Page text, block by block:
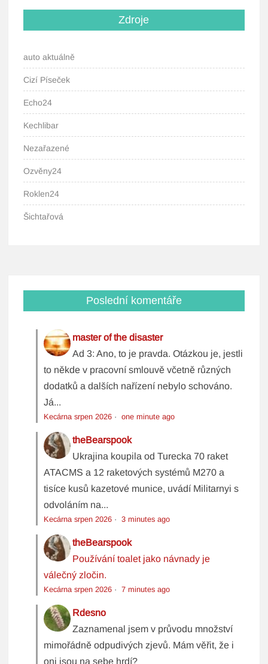
Zdroje
auto aktuálně
Cizí Píseček
Echo24
Kechlibar
Nezařazené
Ozvěny24
Roklen24
Šichtařová
Poslední komentáře
master of the disaster
Ad 3: Ano, to je pravda. Otázkou je, jestli
to někde v pracovní smlouvě včetně různých
dodatků a dalších nařízení nebylo schováno.
Já...
Kecárna srpen 2026 ·one minute ago
theBearspook
Ukrajina koupila od Turecka 70 raket
ATACMS a 12 raketových systémů M270 a
tisíce kusů kazetové munice, uvádí Militarnyi s
odvoláním na...
Kecárna srpen 2026 ·3 minutes ago
theBearspook
Používání toalet jako návnady je
válečný zločin.
Kecárna srpen 2026 ·7 minutes ago
Rdesno
Zaznamenal jsem v průvodu množství
mimořádně odpudivých zjevů. Mám věřit, že i
oni jsou na sebe hrdí?